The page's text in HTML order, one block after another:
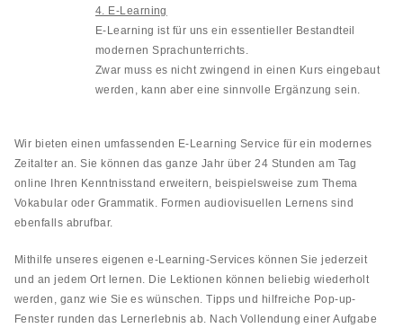
4. E-Learning
E-Learning ist für uns ein essentieller Bestandteil
modernen Sprachunterrichts.
Zwar muss es nicht zwingend in einen Kurs eingebaut
werden, kann aber eine sinnvolle Ergänzung sein.
Wir bieten einen umfassenden E-Learning Service für ein modernes
Zeitalter an. Sie können das ganze Jahr über 24 Stunden am Tag
online Ihren Kenntnisstand erweitern, beispielsweise zum Thema
Vokabular oder Grammatik. Formen audiovisuellen Lernens sind
ebenfalls abrufbar.
Mithilfe unseres eigenen e-Learning-Services können Sie jederzeit
und an jedem Ort lernen. Die Lektionen können beliebig wiederholt
werden, ganz wie Sie es wünschen. Tipps und hilfreiche Pop-up-
Fenster runden das Lernerlebnis ab. Nach Vollendung einer Aufgabe